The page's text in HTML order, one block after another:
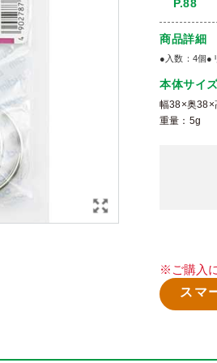
P.88
商品詳細
●入数：4個●
本体サイ
幅38×奥38×
重量：5g
※ご購入
スマ